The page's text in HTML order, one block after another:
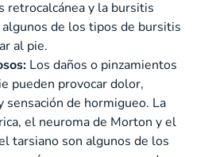
retrocalcánea y la bursitis
de los tipos de bursitis
al pie.
Los daños o pinzamientos
pueden provocar dolor,
de hormigueo. La
el neuroma de Morton y el
tarsiano son algunos de los